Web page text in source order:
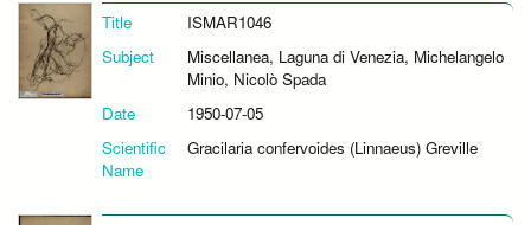
Title
ISMAR1046
Subject
Miscellanea, Laguna di Venezia, Michelangelo
Minio, Nicolò Spada
Date
1950-07-05
Scientific
Name
Gracilaria confervoides (Linnaeus) Greville